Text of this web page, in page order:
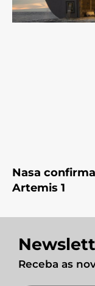
Nasa
Artemis 1
Receba as